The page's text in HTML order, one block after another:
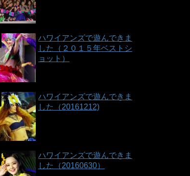
ハワイアンズで遊んできま
した（２０１５年ベストシ
ョット）
ハワイアンズで遊んできま
した（20161212)
ハワイアンズで遊んできま
した（20160630）